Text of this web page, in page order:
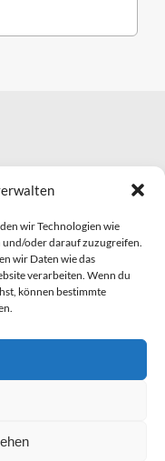
wir Technologien wie
oder darauf zuzugreifen.
wir Daten wie das
verarbeiten. Wenn du
können bestimmte